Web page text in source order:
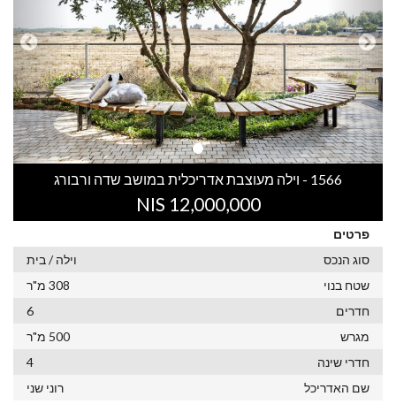
1566 - וילה מעוצבת אדריכלית במושב שדה ורבורג
12,000,000 NIS
פרטים
סוג הנכס
וילה / בית
שטח בנוי
308 מ"ר
חדרים
6
מגרש
500 מ"ר
חדרי שינה
4
שם האדריכל
רוני שני